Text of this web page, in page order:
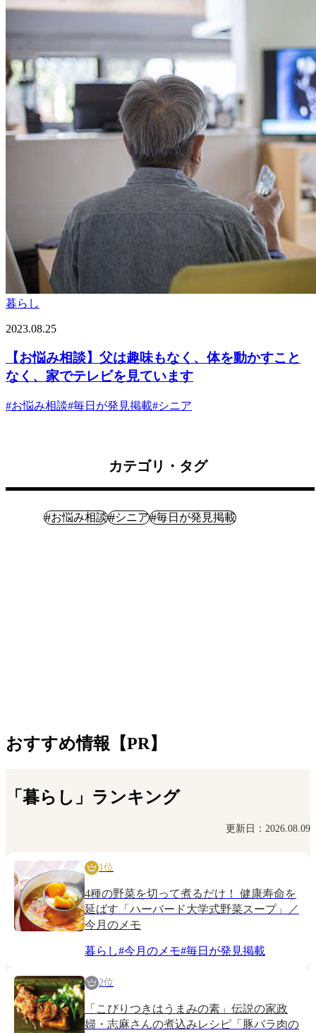
暮らし
2023.08.25
【お悩み相談】父は趣味もなく、体を動かすこと
なく、家でテレビを見ています
#お悩み相談#毎日が発見掲載#シニア
カテゴリ・タグ
#お悩み相談#シニア#毎日が発見掲載
おすすめ情報【PR】
「暮らし」ランキング
更新日：2026.08.09
1位
4種の野菜を切って煮るだけ！ 健康寿命を
延ばす「ハーバード大学式野菜スープ」／
今月のメモ
暮らし#今月のメモ#毎日が発見掲載
2位
「こびりつきはうまみの素」伝説の家政
婦・志麻さんの煮込みレシピ「豚バラ肉の